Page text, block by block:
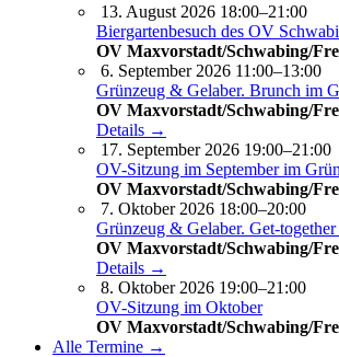
13. August 2026 18:00–21:00
Biergartenbesuch des OV
OV Maxvorstadt/Schwabing/
6. September 2026 11:00–13:00
Grünzeug & Gelaber. Brunch im
OV Maxvorstadt/Schwabing/
Details →
17. September 2026 19:00–21:00
OV-Sitzung im September im
OV Maxvorstadt/Schwabing/
7. Oktober 2026 18:00–20:00
Grünzeug & Gelaber. Get-
OV Maxvorstadt/Schwabing/
Details →
8. Oktober 2026 19:00–21:00
OV-Sitzung im Oktober
OV Maxvorstadt/Schwabing/
Alle Termine →